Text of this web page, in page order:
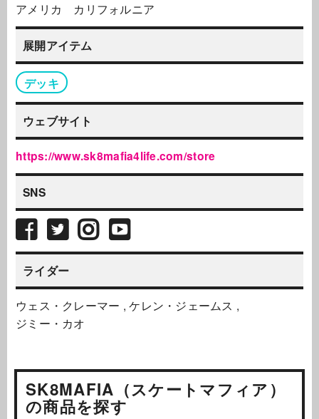
アメリカ カリフォルニア
展開アイテム
デッキ
ウェブサイト
https://www.sk8mafia4life.com/store
SNS
ライダー
ウェス・クレーマー
ケレン・ジェームス
ジミー・カオ
SK8MAFIA（スケートマフィア）
の商品を探す